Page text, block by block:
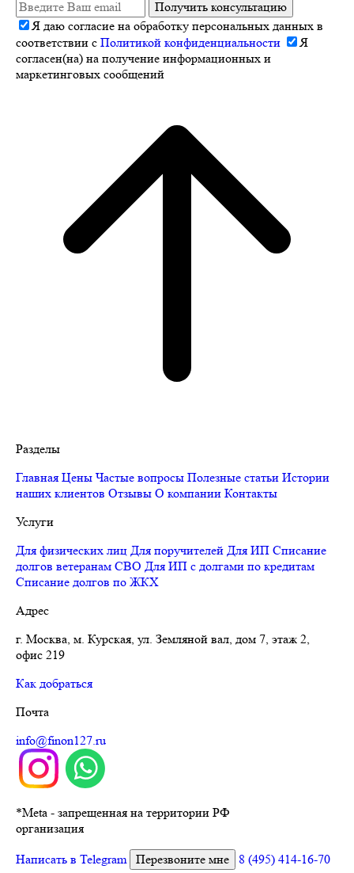
Получить консультацию
Я даю согласие на обработку персональных данных в
соответствии с Политикой конфиденциальности
Я
согласен(на) на получение информационных и
маркетинговых сообщений
Разделы
Главная Цены Частые вопросы Полезные статьи Истории
наших клиентов Отзывы О компании Контакты
Услуги
Для физических лиц Для поручителей Для ИП Списание
долгов ветеранам СВО Для ИП с долгами по кредитам
Списание долгов по ЖКХ
Адрес
г. Москва, м. Курская, ул. Земляной вал, дом 7, этаж 2,
офис 219
Как добраться
Почта
info@finon127.ru
*Meta - запрещенная на территории РФ
организация
Написать в Telegram Перезвоните мне 8 (495) 414-16-70